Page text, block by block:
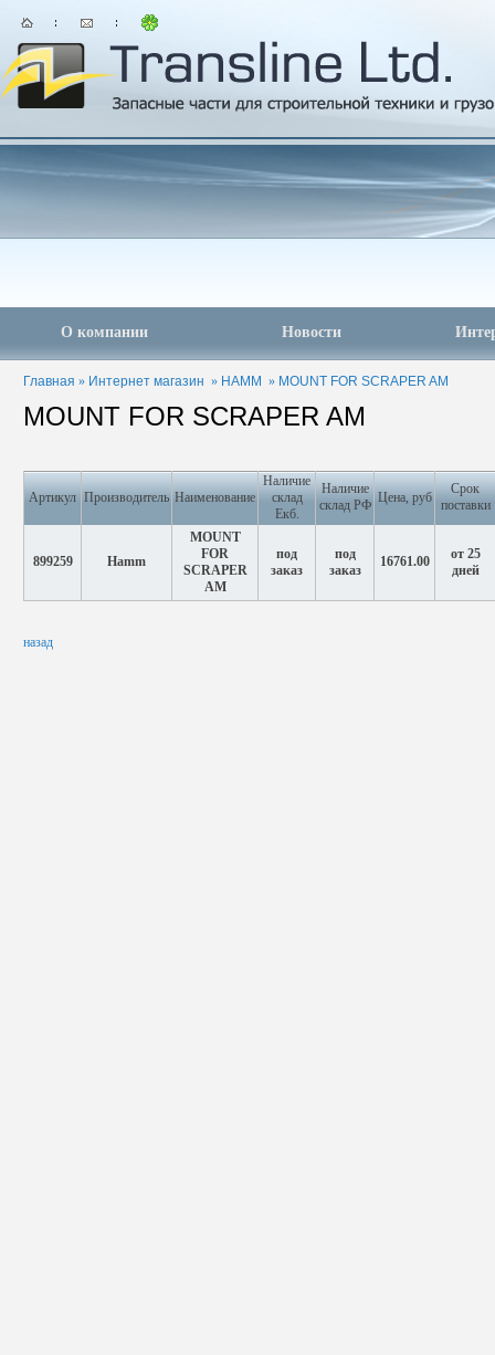
О компании Новости
Главная » Интернет магазин » HAMM » MOUNT FOR SCRAPER AM
MOUNT FOR SCRAPER AM
Артикул Производитель Наименование
Наличие
склад
Екб.
Наличие
склад РФ Цена, руб
Срок
поставки
899259 Hamm
MOUNT
FOR
SCRAPER
AM
под
заказ
под
заказ
16761.00
от 25
дней
назад